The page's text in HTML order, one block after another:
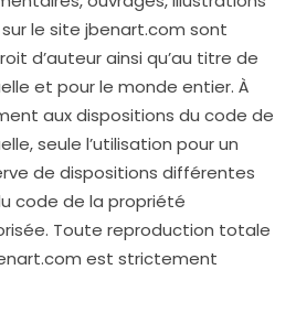
le site jbenart.com sont
d’auteur ainsi qu’au titre de
et pour le monde entier. À
aux dispositions du code de
seule l’utilisation pour un
de dispositions différentes
code de la propriété
Toute reproduction totale
est strictement